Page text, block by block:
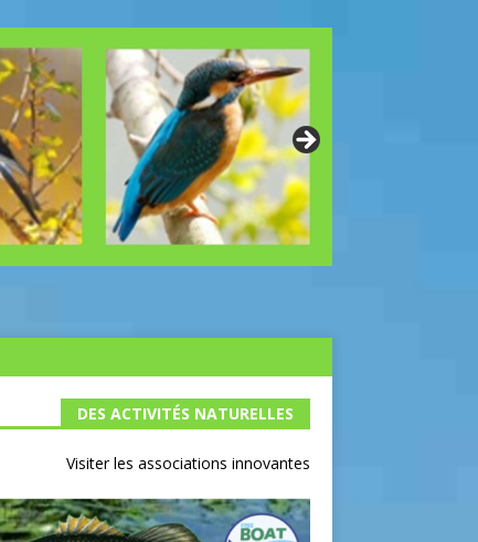
DES ACTIVITÉS NATURELLES
Visiter les associations innovantes